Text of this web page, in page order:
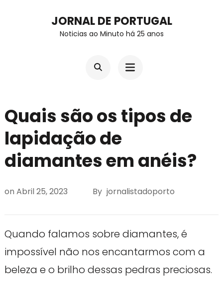
JORNAL DE PORTUGAL
Noticias ao Minuto há 25 anos
Quais são os tipos de
lapidação de
diamantes em anéis?
on Abril 25, 2023 By jornalistadoporto
Quando falamos sobre diamantes, é
impossível não nos encantarmos com a
beleza e o brilho dessas pedras preciosas.